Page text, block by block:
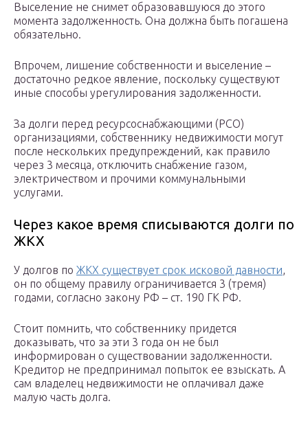
Выселение не снимет образовавшуюся до этого
момента задолженность. Она должна быть погашена
обязательно.
Впрочем, лишение собственности и выселение –
достаточно редкое явление, поскольку существуют
иные способы урегулирования задолженности.
За долги перед ресурсоснабжающими (РСО)
организациями, собственнику недвижимости могут
после нескольких предупреждений, как правило
через 3 месяца, отключить снабжение газом,
электричеством и прочими коммунальными
услугами.
Через какое время списываются долги по
ЖКХ
У долгов по ЖКХ существует срок исковой давности,
он по общему правилу ограничивается 3 (тремя)
годами, согласно закону РФ – ст. 190 ГК РФ.
Стоит помнить, что собственнику придется
доказывать, что за эти 3 года он не был
информирован о существовании задолженности.
Кредитор не предпринимал попыток ее взыскать. А
сам владелец недвижимости не оплачивал даже
малую часть долга.